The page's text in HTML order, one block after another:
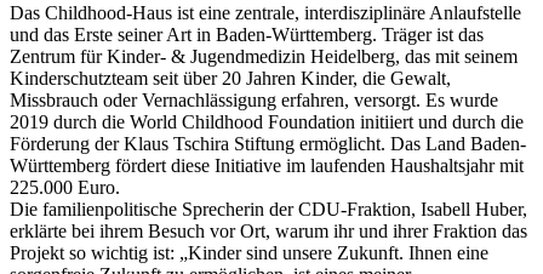
Das Childhood-Haus ist eine zentrale, interdisziplinäre Anlaufstelle
und das Erste seiner Art in Baden-Württemberg. Träger ist das
Zentrum für Kinder- & Jugendmedizin Heidelberg, das mit seinem
Kinderschutzteam seit über 20 Jahren Kinder, die Gewalt,
Missbrauch oder Vernachlässigung erfahren, versorgt. Es wurde
2019 durch die World Childhood Foundation initiiert und durch die
Förderung der Klaus Tschira Stiftung ermöglicht. Das Land Baden-
Württemberg fördert diese Initiative im laufenden Haushaltsjahr mit
225.000 Euro.
Die familienpolitische Sprecherin der CDU-Fraktion, Isabell Huber,
erklärte bei ihrem Besuch vor Ort, warum ihr und ihrer Fraktion das
Projekt so wichtig ist: „Kinder sind unsere Zukunft. Ihnen eine